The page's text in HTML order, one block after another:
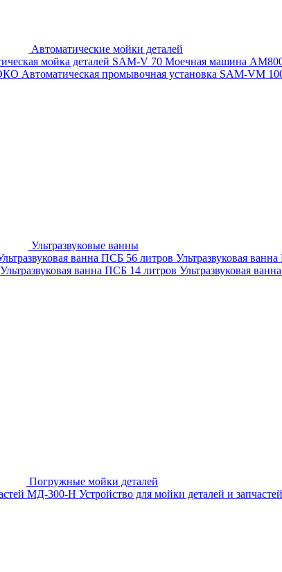
Автоматические мойки деталей
мойка деталей SAM-V 70 Моечная машина
Автоматическая промывочная установка SAM-VM
Ультразвуковые ванны
ванна ПСБ 56 литров Ультразвуковая
Ультразвуковая ванна ПСБ 14 литров Ультразвуковая
Погружные мойки деталей
МД-300-H Устройство для мойки деталей и